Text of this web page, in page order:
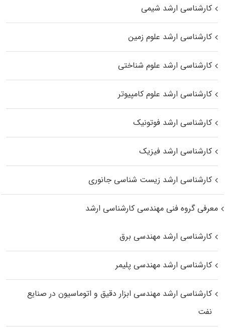
کارشناسی ارشد شیمی
کارشناسی ارشد علوم زمین
کارشناسی ارشد علوم شناختی
کارشناسی ارشد علوم کامپیوتر
کارشناسی ارشد فوتونیک
کارشناسی ارشد فیزیک
کارشناسی ارشد زیست‌ شناسی جانوری
معرفی گروه فنی مهندسی کارشناسی ارشد
کارشناسی ارشد مهندسی برق
کارشناسی ارشد مهندسی پلیمر
کارشناسی ارشد مهندسی ابزار دقیق و اتوماسیون در صنایع
نفت